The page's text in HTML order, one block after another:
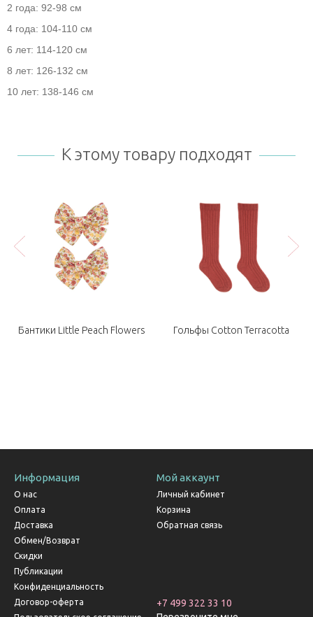
2 года: 92-98 см
4 года: 104-110 см
6 лет: 114-120 см
8 лет: 126-132 см
10 лет: 138-146 см
К этому товару подходят
Бантики Little Peach Flowers Гольфы Cotton Terracotta
Информация
О нас
Оплата
Доставка
Обмен/Возврат
Скидки
Публикации
Конфиденциальность
Договор-оферта
Мой аккаунт
Личный кабинет
Корзина
Обратная связь
+7 499 322 33 10